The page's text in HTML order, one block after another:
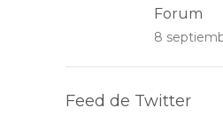
Forum
8
Feed de Twitter